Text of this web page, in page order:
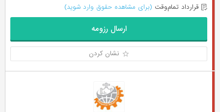
قرارداد تمام‌وقت (برای مشاهده حقوق وارد شوید)
ارسال رزومه
نشان کردن